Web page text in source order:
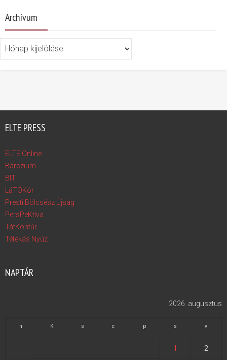
Archívum
Archívum
ELTE PRESS
ELTE Online
Bárczium
BIT
LáTÓKör
Presti Bölcsész Újság
PersPeKtíva
TátKontúr
Tétékás Nyúz
NAPTÁR
2026. augusztus
h K s c p s v
1 2